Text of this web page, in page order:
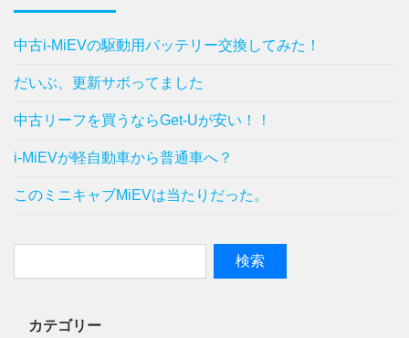
中古i-MiEVの駆動用バッテリー交換してみた！
だいぶ、更新サボってました
中古リーフを買うならGet-Uが安い！！
i-MiEVが軽自動車から普通車へ？
このミニキャブMiEVは当たりだった。
カテゴリー